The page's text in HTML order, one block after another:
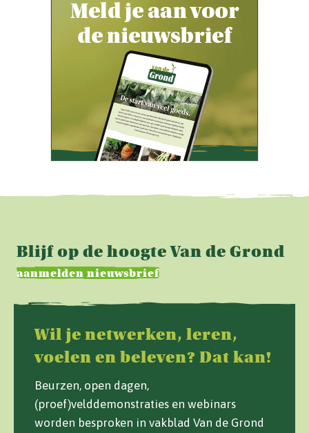
Blijf op de hoogte Van de Grond
aanmelden nieuwsbrief
Wil je netwerken, leren,
voelen en beleven? Dat kan!
Beurzen, open dagen,
(proef)velddemonstraties en webinars
worden besproken in vakblad Van de Grond